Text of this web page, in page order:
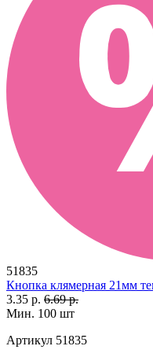
51835
Кнопка клямерная 21мм
3.35 р. 6.69 р.
Мин. 100 шт
Артикул 51835